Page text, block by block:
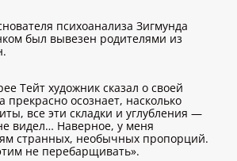
психоанализа Зигмунда
был вывезен родителями из
Тейт художник сказал о своей
осознает, насколько
все эти складки и углубления —
видел… Наверное, у меня
странных, необычных пропорций.
не перебарщивать».